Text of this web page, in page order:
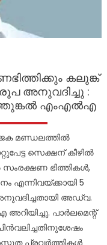
കലുങ്ക്
രൂപ അനുവദിച്ചു :
എംഎൽഎ
മണ്ഡലത്തിൽ
സെക്ഷന് കീഴിൽ
ഭിത്തികൾ,
എന്നിവയ്ക്കായി 5
അഡ്വ.
പാർലമെന്റ്
പ്രവർത്തികൾ